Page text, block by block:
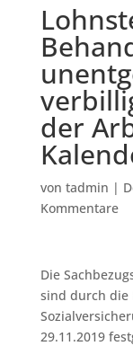
der
von tadmin |
Kommentare
Die
sind durch die
29.11.2019